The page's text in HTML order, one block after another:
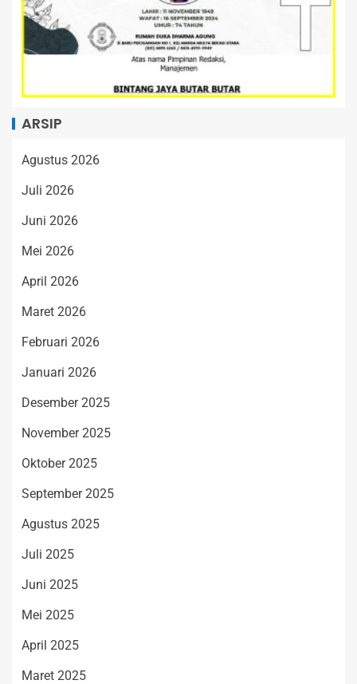
ARSIP
Agustus 2026
Juli 2026
Juni 2026
Mei 2026
April 2026
Maret 2026
Februari 2026
Januari 2026
Desember 2025
November 2025
Oktober 2025
September 2025
Agustus 2025
Juli 2025
Juni 2025
Mei 2025
April 2025
Maret 2025